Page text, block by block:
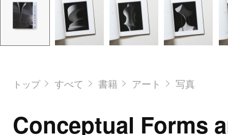
トップ すべて 書籍 アート 写真
Conceptual Forms